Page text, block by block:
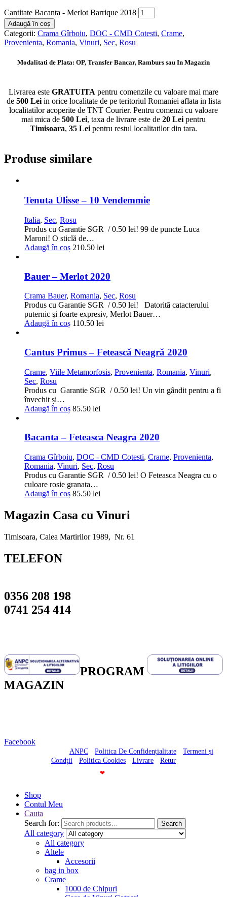
Cantitate Bacanta - Merlot Barrique 2018
Adaugă în coș
Categorii: Crama Gîrboiu, DOC - CMD Cotesti, Crame,
Provenienta, Romania, Vinuri, Sec, Rosu
Modalitati de Plata: OP, Transfer Bancar, Ramburs sau In Magazin
Livrarea este GRATUITA pentru comenzile cu valoare mai mare
de 500 Leiin orice localitate de pe teritoriul Romaniei aflata in lista
localitatilor acoperite de TNT Courier. Pentru comenzi cu valoare
mai mica de 500 Lei, taxa de livrare este de 20 Lei pentru
Timisoara, 35 Lei pentru restul localitatilor din tara.
Produse similare
Tenuta Ulisse – 10 Vendemmie
Italia, Sec, Rosu
Produs cu Garantie SGR / 0.50 lei! 99 de puncte Luca
Maroni! O sticlă de…
Adaugă în coș 210.50 lei
Bauer – Merlot 2020
Crama Bauer, Romania, Sec, Rosu
Produs cu Garantie SGR / 0.50 lei! Datorită catacterului
puternic şi foarte expresiv, Merlot Bauer…
Adaugă în coș 110.50 lei
Cantus Primus – Fetească Neagră 2020
Crame, Viile Metamorfosis, Provenienta, Romania, Vinuri,
Sec, Rosu
Produs cu Garantie SGR / 0.50 lei! Un vin gândit pentru a fi
învechit și…
Adaugă în coș 85.50 lei
Bacanta – Feteasca Neagra 2020
Crama Gîrboiu, DOC - CMD Cotesti, Crame, Provenienta,
Romania, Vinuri, Sec, Rosu
Produs cu Garantie SGR / 0.50 lei! O Feteasca Neagra cu o
culoare rosie granata…
Adaugă în coș 85.50 lei
Magazin Casa cu Vinuri
Timisoara, Calea Martirilor 1989, Nr. 61
TELEFON
0356 208 198
0741 254 414
PROGRAM
MAGAZIN
Facebook
ANPC Politica De Confidențialitate
Termeni și
Condții
Politica Cookies Livrare Retur
❤
Shop
Contul Meu
Cauta
Search for:
Search
All category
All category
Altele
Accesorii
bag in box
Crame
1000 de Chipuri